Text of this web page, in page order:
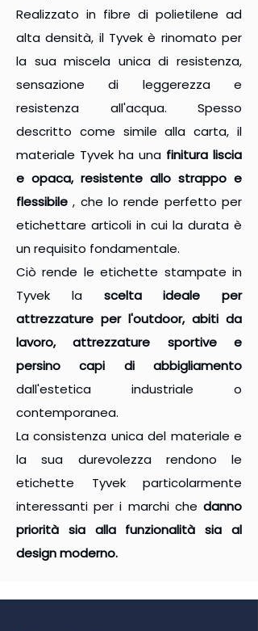
Realizzato in fibre di polietilene ad
alta densità, il Tyvek è rinomato per
la sua miscela unica di resistenza,
sensazione di leggerezza e
resistenza all'acqua. Spesso
descritto come simile alla carta, il
materiale Tyvek ha una finitura liscia
e opaca, resistente allo strappo e
flessibile , che lo rende perfetto per
etichettare articoli in cui la durata è
un requisito fondamentale.
Ciò rende le etichette stampate in
Tyvek la scelta ideale per
attrezzature per l'outdoor, abiti da
lavoro, attrezzature sportive e
persino capi di abbigliamento
dall'estetica industriale o
contemporanea.
La consistenza unica del materiale e
la sua durevolezza rendono le
etichette Tyvek particolarmente
interessanti per i marchi che danno
priorità sia alla funzionalità sia al
design moderno.